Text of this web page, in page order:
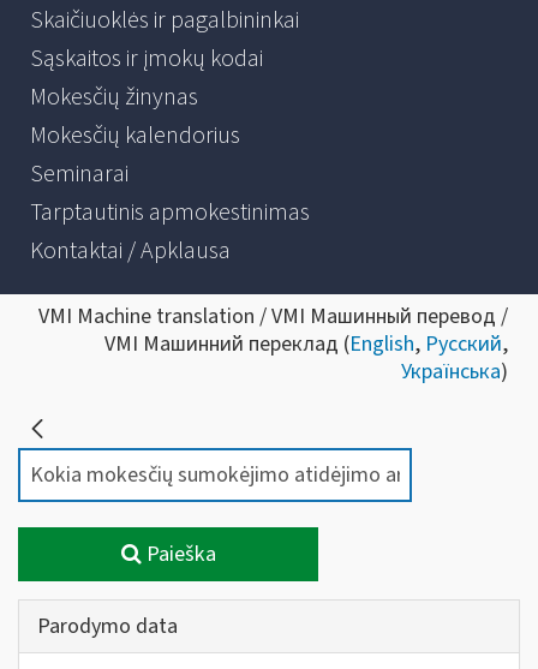
Skaičiuoklės ir pagalbininkai
Sąskaitos ir įmokų kodai
Mokesčių žinynas
Mokesčių kalendorius
Seminarai
Tarptautinis apmokestinimas
Kontaktai / Apklausa
VMI Machine translation / VMI Машинный перевод /
VMI Машинний переклад (English, Русский,
Українська)
Paieška
Parodymo data